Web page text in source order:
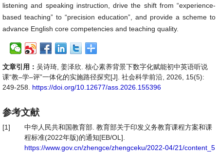
listening and speaking instruction, drive the shift from “experience-
based teaching” to “precision education”, and provide a scheme to
advance English core competencies and teaching quality.
文章引用： 吴诗琦, 姜泽欣. 核心素养背景下数字化赋能初中英语听说
课“教–学–评”一体化的实施路径探究[J]. 社会科学前沿, 2026, 15(5):
249-258. https://doi.org/10.12677/ass.2026.155396
参考文献
[1]
中华人民共和国教育部. 教育部关于印发义务教育课程方案和课
程标准(2022年版)的通知[EB/OL].
https://www.gov.cn/zhengce/zhengceku/2022-04/21/content_5